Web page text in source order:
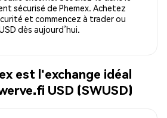
sécurisé de Phemex. Achetez
et commencez à trader ou
dès aujourd’hui.
est l'exchange idéal
USD (SWUSD)